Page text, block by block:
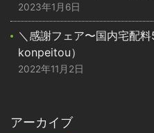
2023年1月6日
＼感謝フェア〜国内宅配
konpeitou）
2022年11月2日
アーカイブ